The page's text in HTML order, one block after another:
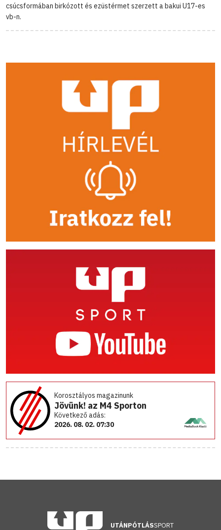
csúcsformában birkózott és ezüstérmet szerzett a bakui U17-es
vb-n.
Korosztályos magazinunk
Jövünk! az M4 Sporton
Következő adás:
2026. 08. 02. 07:30
UTÁNPÓTLÁSSPORT